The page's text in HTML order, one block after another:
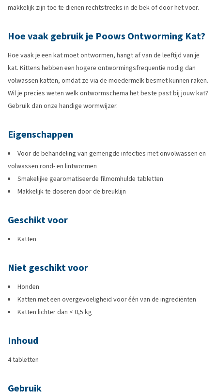
makkelijk zijn toe te dienen rechtstreeks in de bek of door het voer.
Hoe vaak gebruik je Poows Ontworming Kat?
Hoe vaak je een kat moet ontwormen, hangt af van de leeftijd van je
kat. Kittens hebben een hogere ontwormingsfrequentie nodig dan
volwassen katten, omdat ze via de moedermelk besmet kunnen raken.
Wil je precies weten welk ontwormschema het beste past bij jouw kat?
Gebruik dan onze handige wormwijzer.
Eigenschappen
Voor de behandeling van gemengde infecties met onvolwassen en
volwassen rond- en lintwormen
Smakelijke gearomatiseerde filmomhulde tabletten
Makkelijk te doseren door de breuklijn
Geschikt voor
Katten
Niet geschikt voor
Honden
Katten met een overgevoeligheid voor één van de ingrediënten
Katten lichter dan < 0,5 kg
Inhoud
4 tabletten
Gebruik